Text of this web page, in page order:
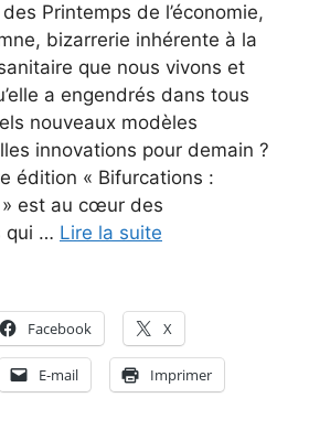
Printemps de l’économie,
bizarrerie inhérente à la
que nous vivons et
a engendrés dans tous
nouveaux modèles
innovations pour demain ?
édition « Bifurcations :
» est au cœur des
qui … Lire la suite
Facebook X
E-mail Imprimer